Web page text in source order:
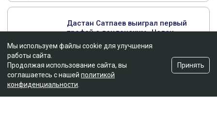
Мы используем файлы cookie для улучшения
работы сайта.
Продолжая использование сайта, вы
соглашаетесь с нашей политикой
конфиденциальности
Принять